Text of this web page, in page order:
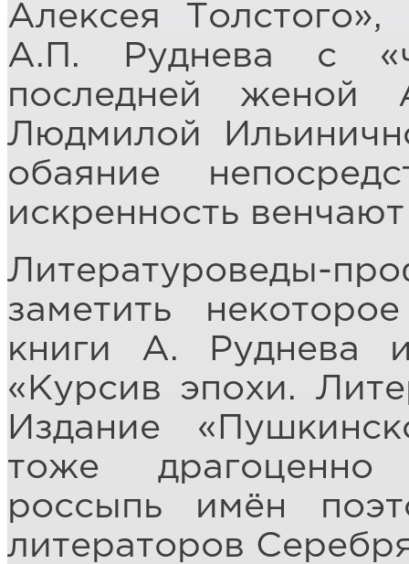
Алексея
А.П. Руднева с
последней женой
Людмилой
обаяние
искренность венчают
Литературоведы-
заметить
книги А. Руднева
«Курсив эпохи.
Издание
тоже драгоценно
россыпь имён
литераторов